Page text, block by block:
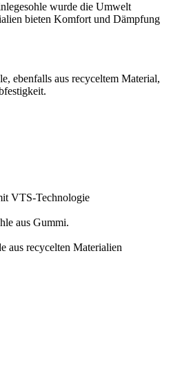
wurde die Umwelt
bieten Komfort und Dämpfung
ebenfalls aus recyceltem Material,
VTS-Technologie
aus Gummi.
aus recycelten Materialien